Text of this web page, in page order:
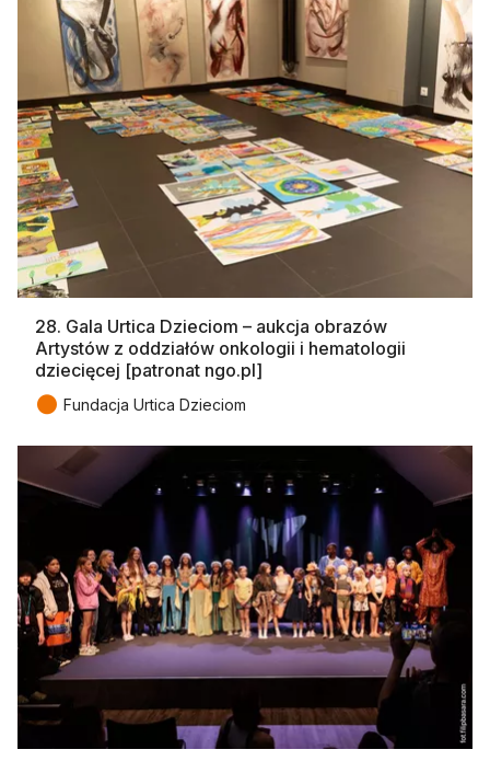
28. Gala Urtica Dzieciom – aukcja obrazów
Artystów z oddziałów onkologii i hematologii
dziecięcej [patronat ngo.pl]
● Fundacja Urtica Dzieciom